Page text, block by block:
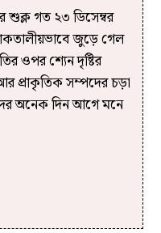
শুক্ল গত ২৩ ডিসেম্বর
জুড়ে গেল
ওপর শ‍্যেন দৃষ্টির
প্রাকৃতিক সম্পদের চড়া
অনেক দিন আগে মনে